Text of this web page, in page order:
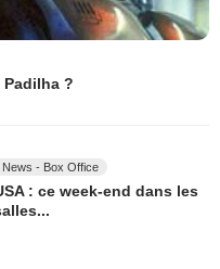
?
News - Box Office
: ce week-end dans les